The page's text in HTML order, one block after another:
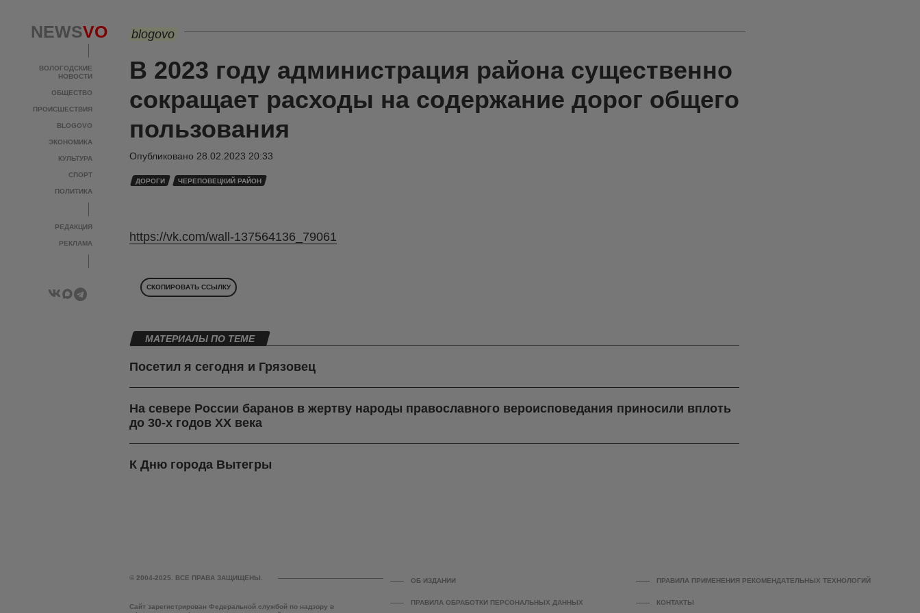
NEWSVO
ВОЛОГОДСКИЕ
НОВОСТИ
ОБЩЕСТВО
ПРОИСШЕСТВИЯ
BLOGOVO
ЭКОНОМИКА
КУЛЬТУРА
СПОРТ
ПОЛИТИКА
РЕДАКЦИЯ
РЕКЛАМА
blogovo
В 2023 году администрация района существенно
сокращает расходы на содержание дорог общего
пользования
Опубликовано 28.02.2023 20:33
ДОРОГИ ЧЕРЕПОВЕЦКИЙ РАЙОН
https://vk.com/wall-137564136_79061
СКОПИРОВАТЬ ССЫЛКУ
МАТЕРИАЛЫ ПО ТЕМЕ
Посетил я сегодня и Грязовец
На севере России баранов в жертву народы православного вероисповедания приносили вплоть
до 30-х годов ХХ века
К Дню города Вытегры
© 2004-2025. ВСЕ ПРАВА ЗАЩИЩЕНЫ.
Сайт зарегистрирован Федеральной службой по надзору в
ОБ ИЗДАНИИ ПРАВИЛА ПРИМЕНЕНИЯ РЕКОМЕНДАТЕЛЬНЫХ ТЕХНОЛОГИЙ
ПРАВИЛА ОБРАБОТКИ ПЕРСОНАЛЬНЫХ ДАННЫХ КОНТАКТЫ